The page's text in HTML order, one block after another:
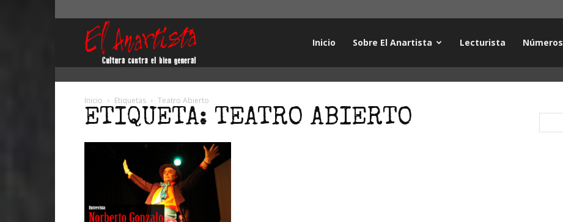
Inicio Sobre El Anartista Lecturista Números
Inicio Etiquetas Teatro Abierto
ETIQUETA: TEATRO ABIERTO